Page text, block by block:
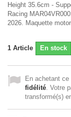
Height 35.6cm -
Racing
2026. Maquette
1 Article En stock
En achetant
fidélité. Votre
transformé(s)